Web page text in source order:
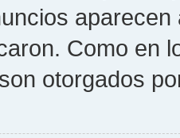
Como en
otorgados